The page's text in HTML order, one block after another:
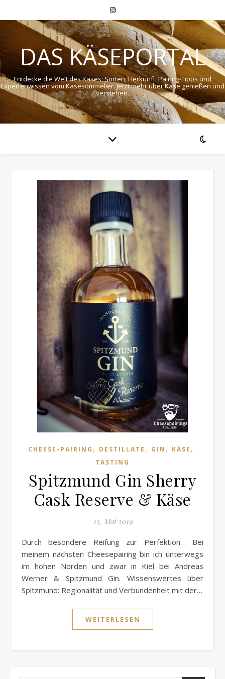
DAS KÄSEPORTAL
Entdecke die Welt des Käses: Sorten, Herkunft, Pairing-Tipps und
Expertenwissen vom Käsesommelier. Jetzt mehr über Käse genießen und
verstehen.
CHEESE-PAIRING , DESTILLATE , GIN , KÄSE ,
TASTING
Spitzmund Gin Sherry
Cask Reserve & Käse
13. Mai 2019
Durch besondere Reifung zur Perfektion… Bei
meinem nächsten Cheesepairing bin ich unterwegs
im hohen Norden und zwar in Kiel bei Andreas
Werner & Spitzmund Gin. Wissenswertes über
Spitzmund: Regionalität und Verbundenheit mit der…
WEITERLESEN